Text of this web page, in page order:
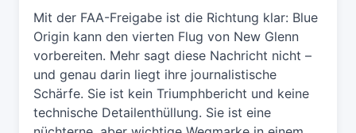
Mit der FAA-Freigabe ist die Richtung klar: Blue
Origin kann den vierten Flug von New Glenn
vorbereiten. Mehr sagt diese Nachricht nicht –
und genau darin liegt ihre journalistische
Schärfe. Sie ist kein Triumphbericht und keine
technische Detailenthüllung. Sie ist eine